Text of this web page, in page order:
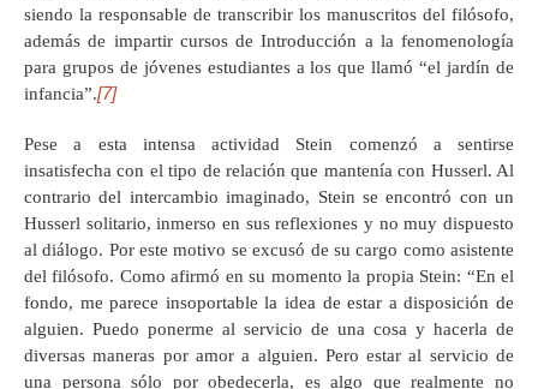
siendo la responsable de transcribir los manuscritos del filósofo,
además de impartir cursos de Introducción a la fenomenología
para grupos de jóvenes estudiantes a los que llamó “el jardín de
infancia”.[7]
Pese a esta intensa actividad Stein comenzó a sentirse
insatisfecha con el tipo de relación que mantenía con Husserl. Al
contrario del intercambio imaginado, Stein se encontró con un
Husserl solitario, inmerso en sus reflexiones y no muy dispuesto
al diálogo. Por este motivo se excusó de su cargo como asistente
del filósofo. Como afirmó en su momento la propia Stein: “En el
fondo, me parece insoportable la idea de estar a disposición de
alguien. Puedo ponerme al servicio de una cosa y hacerla de
diversas maneras por amor a alguien. Pero estar al servicio de
una persona sólo por obedecerla, es algo que realmente no